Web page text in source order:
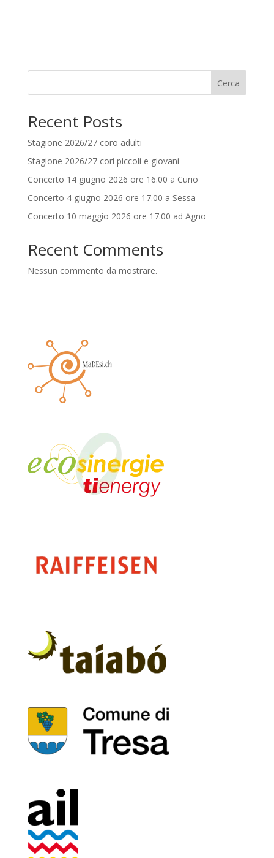
Cerca
Recent Posts
Stagione 2026/27 coro adulti
Stagione 2026/27 cori piccoli e giovani
Concerto 14 giugno 2026 ore 16.00 a Curio
Concerto 4 giugno 2026 ore 17.00 a Sessa
Concerto 10 maggio 2026 ore 17.00 ad Agno
Recent Comments
Nessun commento da mostrare.